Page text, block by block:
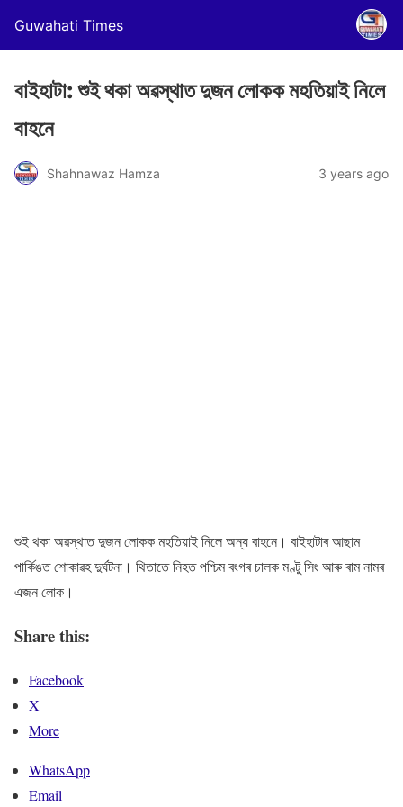
Guwahati Times
বাইহাটা: শুই থকা অৱস্থাত দুজন লোকক মহতিয়াই নিলে
বাহনে
Shahnawaz Hamza 3 years ago
শুই থকা অৱস্থাত দুজন লোকক মহতিয়াই নিলে অন্য বাহনে। বাইহাটাৰ আছাম
পাৰ্কিঙত শোকাৱহ দুৰ্ঘটনা। থিতাতে নিহত পশ্চিম বংগৰ চালক মণ্টু সিং আৰু ৰাম নামৰ
এজন লোক।
Share this:
Facebook
X
More
WhatsApp
Email